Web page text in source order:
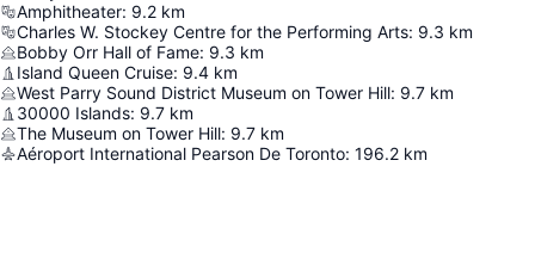
Amphitheater: 9.2 km
Charles W. Stockey Centre for the Performing Arts: 9.3 km
Bobby Orr Hall of Fame: 9.3 km
Island Queen Cruise: 9.4 km
West Parry Sound District Museum on Tower Hill: 9.7 km
30000 Islands: 9.7 km
The Museum on Tower Hill: 9.7 km
Aéroport International Pearson De Toronto: 196.2 km